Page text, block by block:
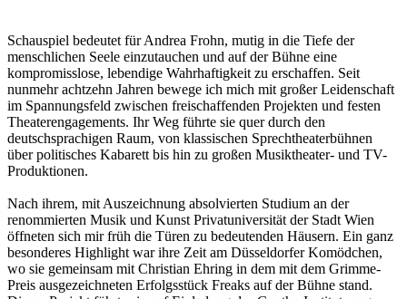
Schauspiel bedeutet für Andrea Frohn, mutig in die Tiefe der
menschlichen Seele einzutauchen und auf der Bühne eine
kompromisslose, lebendige Wahrhaftigkeit zu erschaffen. Seit
nunmehr achtzehn Jahren bewege ich mich mit großer Leidenschaft
im Spannungsfeld zwischen freischaffenden Projekten und festen
Theaterengagements. Ihr Weg führte sie quer durch den
deutschsprachigen Raum, von klassischen Sprechtheaterbühnen
über politisches Kabarett bis hin zu großen Musiktheater- und TV-
Produktionen.
Nach ihrem, mit Auszeichnung absolvierten Studium an der
renommierten Musik und Kunst Privatuniversität der Stadt Wien
öffneten sich mir früh die Türen zu bedeutenden Häusern. Ein ganz
besonderes Highlight war ihre Zeit am Düsseldorfer Komödchen,
wo sie gemeinsam mit Christian Ehring in dem mit dem Grimme-
Preis ausgezeichneten Erfolgsstück Freaks auf der Bühne stand.